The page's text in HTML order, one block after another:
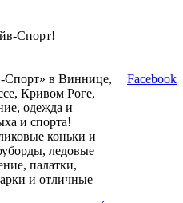
Спорт!
Спорт» в Виннице,
Кривом Роге,
одежда и
и спорта!
коньки и
ледовые
палатки,
и отличные
Facebook